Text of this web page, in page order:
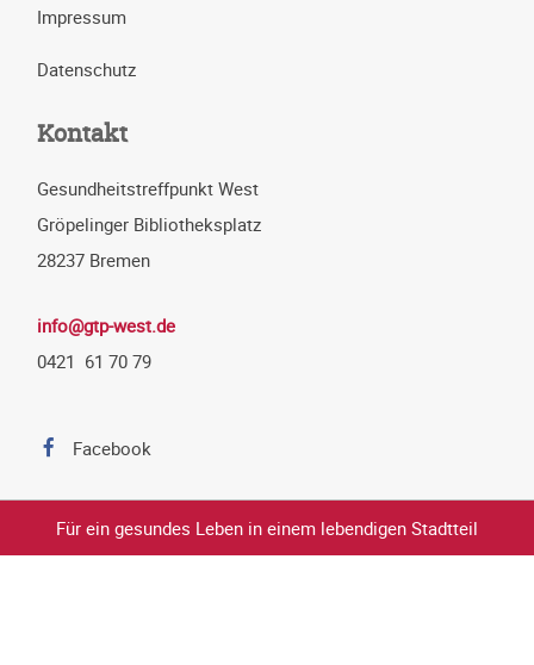
Impressum
Datenschutz
Kontakt
Gesundheitstreffpunkt West
Gröpelinger Bibliotheksplatz
28237 Bremen
info@gtp-west.de
0421 61 70 79
Facebook
Für ein gesundes Leben in einem lebendigen Stadtteil